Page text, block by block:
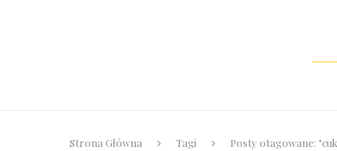
Strona Główna Tagi Posty otagowane: